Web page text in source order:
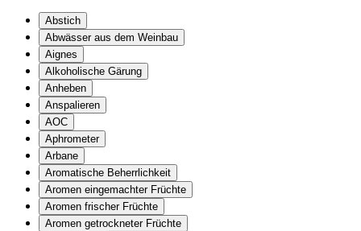
Abstich
Abwässer aus dem Weinbau
Aignes
Alkoholische Gärung
Anheben
Anspalieren
AOC
Aphrometer
Arbane
Aromatische Beherrlichkeit
Aromen eingemachter Früchte
Aromen frischer Früchte
Aromen getrockneter Früchte